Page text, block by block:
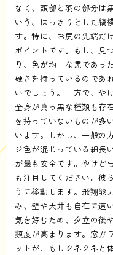
なく、頭部と羽の部分は
いう、はっきりとした縞
す。特に、お尻の先端だ
ポイントです。もし、見
り、色が均一な黒であっ
硬さを持っているのであ
いでしょう。一方で、や
全身が真っ黒な種類も存
を持っていないものが多
います。しかし、一般の
ジ色が混じっている細長
が最も安全です。やけど
も注目してください。彼
うに移動します。飛翔能
み、壁や天井も自在に這
気を好むため、夕立の後
頻度が高まります。窓ガ
ットが、もしクネクネと